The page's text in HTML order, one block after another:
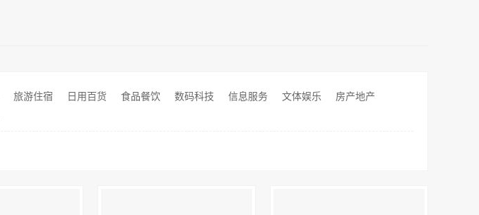
旅游住宿 日用百货 食品餐饮 数码科技 信息服务 文体娱乐
房产地产